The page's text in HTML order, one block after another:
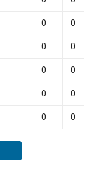
0 0
0 0
0 0
0 0
0 0